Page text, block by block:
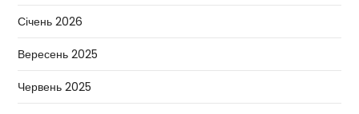
Січень 2026
Вересень 2025
Червень 2025